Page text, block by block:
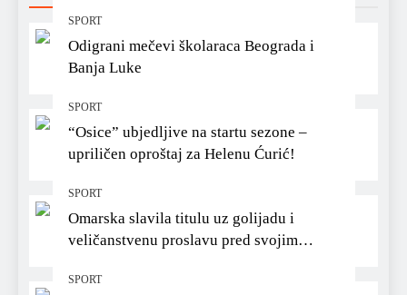
SPORT
Odigrani mečevi školaraca Beograda i
Banja Luke
SPORT
“Osice” ubjedljive na startu sezone –
upriličen oproštaj za Helenu Ćurić!
SPORT
Omarska slavila titulu uz golijadu i
veličanstvenu proslavu pred svojim
SPORT